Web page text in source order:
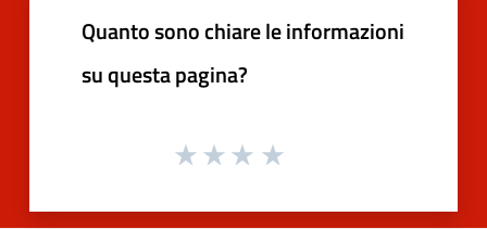
Quanto sono chiare le informazioni
su questa pagina?